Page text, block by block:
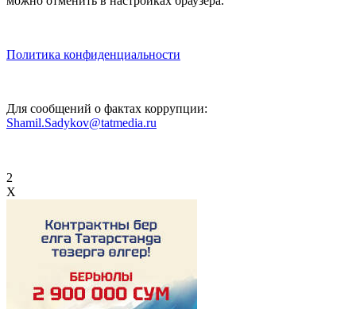
Политика конфиденциальности
Для сообщений о фактах коррупции:
Shamil.Sadykov@tatmedia.ru
2
X